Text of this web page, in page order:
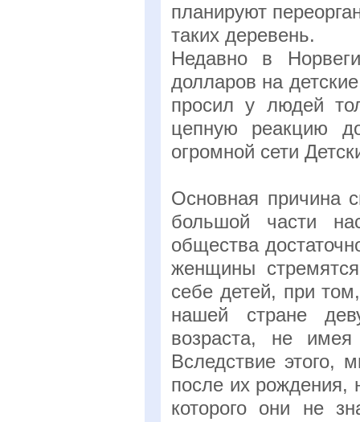
планируют
таких деревень.
Недавно в
долларов на
просил у людей
цепную реакцию
огромной сети
Основная причина
большой части
общества
женщины
себе детей, при
нашей стране
возраста, не
Вследствие этого,
после их рождения,
которого они не